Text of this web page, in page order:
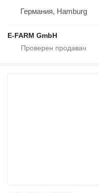
Германия, Hamburg
E-FARM GmbH